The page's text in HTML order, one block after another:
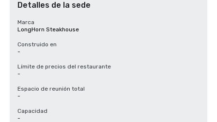
Detalles de la sede
Marca
LongHorn Steakhouse
Construido en
-
Límite de precios del restaurante
-
Espacio de reunión total
-
Capacidad
-